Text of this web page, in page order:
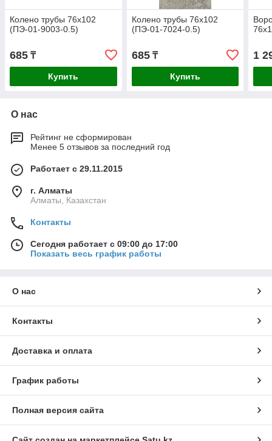
Колено трубы 76х102
(ПЭ-01-9003-0.5)
685 ₸
Купить
Колено трубы 76х102
(ПЭ-01-7024-0.5)
685₸
Купить
1
О нас
Рейтинг не сформирован
Менее 5 отзывов за последний год
Работает с 29.11.2015
г. Алматы
Алматы, Казахстан
Контакты
Сегодня работает с 09:00 до 17:00
Показать весь график работы
О нас
Контакты
Доставка и оплата
График работы
Полная версия сайта